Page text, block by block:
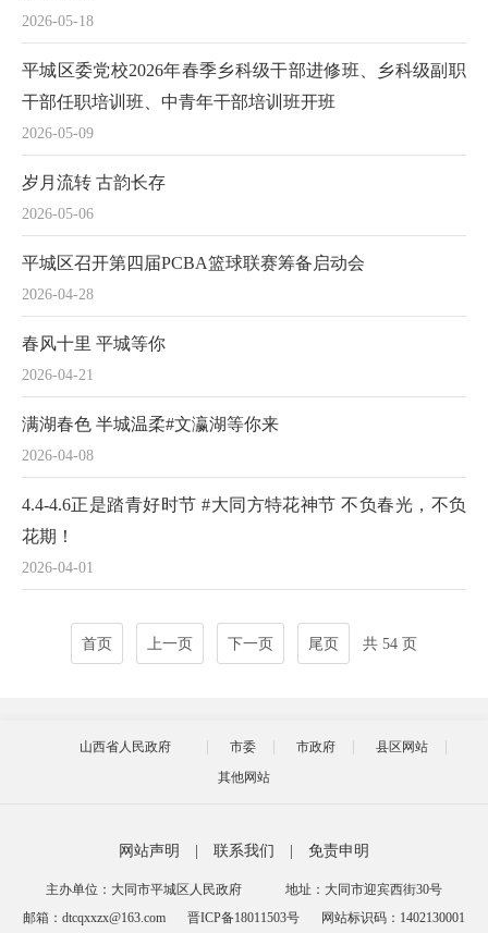
2026-05-18
2026-05-09
平城区委党校2026年春季乡科级干部进修班、乡科级副职
干部任职培训班、中青年干部培训班开班
2026-05-06
岁月流转 古韵长存
2026-04-28
平城区召开第四届PCBA篮球联赛筹备启动会
2026-04-21
春风十里 平城等你
2026-04-08
满湖春色 半城温柔#文瀛湖等你来
2026-04-01
4.4-4.6正是踏青好时节 #大同方特花神节 不负春光，不负
花期！
首页 上一页 下一页 尾页 共 54 页
山西省人民政府 市委 市政府
县区网站
其他网站
网站声明 联系我们 免责申明
主办单位：大同市平城区人民政府
地址：大同市迎宾西街30号
邮箱：dtcqxxzx@163.com
晋ICP备18011503号 网站标识码：1402130001